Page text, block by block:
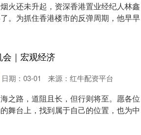
火还未升起，资深香港置业经纪人林鑫
。为抓住香港楼市的反弹周期，他早早
｜宏观经济
日期：03-01 来源：红牛配资平台
之路，道阻且长，但行则将至。愿各位
舞台上，找到属于自己的位置，也为中